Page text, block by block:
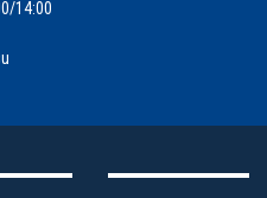
14:00